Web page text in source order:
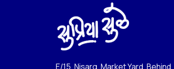
E/15, Nisarg, Market Yard, Behind